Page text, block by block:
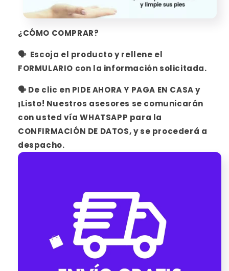
¿CÓMO COMPRAR?
🗣 Escoja el producto y rellene el
FORMULARIO con la información solicitada.
🗣 De clic en PIDE AHORA Y PAGA EN CASA y
¡Listo! Nuestros asesores se comunicarán
con usted vía WHATSAPP para la
CONFIRMACIÓN DE DATOS, y se procederá a
despacho.